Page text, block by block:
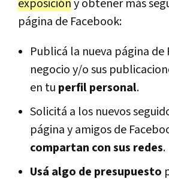
exposicióny obtener más
página de Facebook:
Publicá la nueva página de
negocio y/o sus
en tu perfil personal.
Solicitá a los nuevos
página y amigos de
compartan con sus redes.
Usá algo de presupuesto